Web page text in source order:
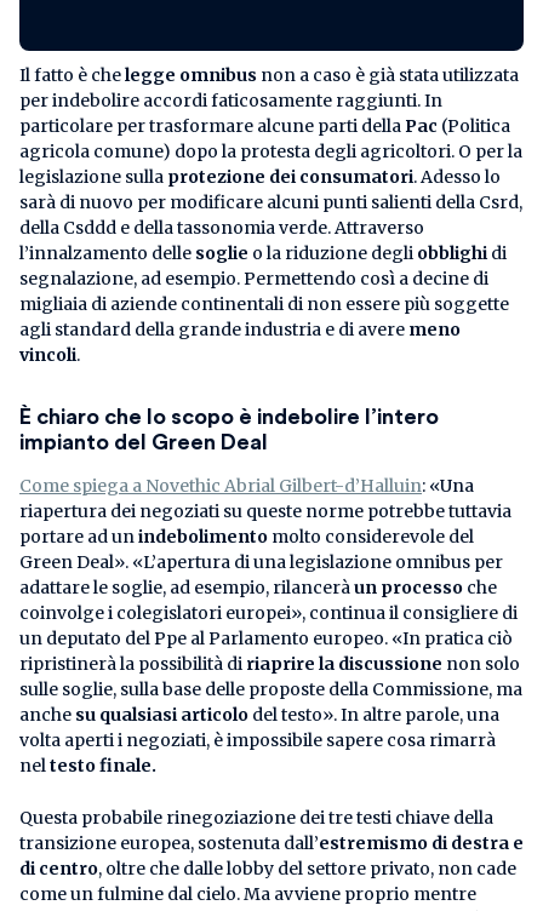
Il fatto è chelegge omnibus non a caso è già stata utilizzata
per indebolire accordi faticosamente raggiunti. In
particolare per trasformare alcune parti dellaPac (Politica
agricola comune) dopo la protesta degli agricoltori. O per la
legislazione sulla protezione dei consumatori. Adesso lo
sarà di nuovo per modificare alcuni punti salienti della Csrd,
della Csddd e della tassonomia verde. Attraverso
l’innalzamento delle soglie o la riduzione degli obblighi di
segnalazione, ad esempio. Permettendo così a decine di
migliaia di aziende continentali di non essere più soggette
agli standard della grande industria e di avere meno
vincoli.
È chiaro che lo scopo è indebolire l’intero
impianto del Green Deal
Come spiega a Novethic Abrial Gilbert-d’Halluin: «Una
riapertura dei negoziati su queste norme potrebbe tuttavia
portare ad unindebolimento molto considerevole del
Green Deal». «L’apertura di una legislazione omnibus per
adattare le soglie, ad esempio, rilanceràun processo che
coinvolge i colegislatori europei», continua il consigliere di
un deputato del Ppe al Parlamento europeo. «In pratica ciò
ripristinerà la possibilità di riaprire la discussione non solo
sulle soglie, sulla base delle proposte della Commissione, ma
anche su qualsiasi articolo del testo». In altre parole, una
volta aperti i negoziati, è impossibile sapere cosa rimarrà
neltesto finale.
Questa probabile rinegoziazione dei tre testi chiave della
transizione europea, sostenuta dall’estremismo di destra e
di centro, oltre che dalle lobby del settore privato, non cade
come un fulmine dal cielo. Ma avviene proprio mentre